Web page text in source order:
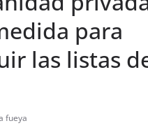
para
las listas
fueya